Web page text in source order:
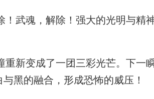
武魂，解除！强大的光明与精
新变成了一团三彩光芒。下一
黑的融合，形成恐怖的威压！